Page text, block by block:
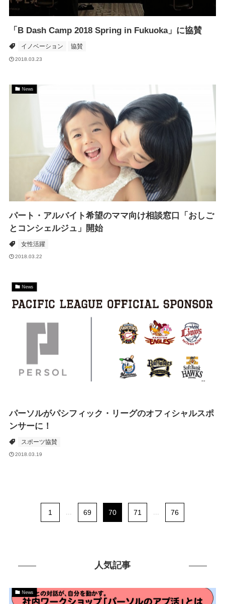
「B Dash Camp 2018 Spring in Fukuoka」に協賛
イノベーション 協賛
2018.03.23
News
パート・アルバイト希望のママ向け相談窓口「おしご
とコンシェルジュ」開始
女性活躍
2018.03.22
News
パーソルがパシフィック・リーグのオフィシャルスポ
ンサーに！
スポーツ協賛
2018.03.19
1 69 70 71 76
人気記事
News